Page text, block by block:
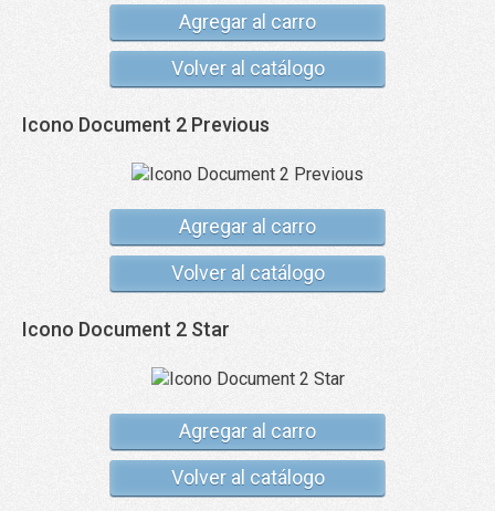
Agregar al carro
Volver al catálogo
Icono Document 2 Previous
Agregar al carro
Volver al catálogo
Icono Document 2 Star
Agregar al carro
Volver al catálogo